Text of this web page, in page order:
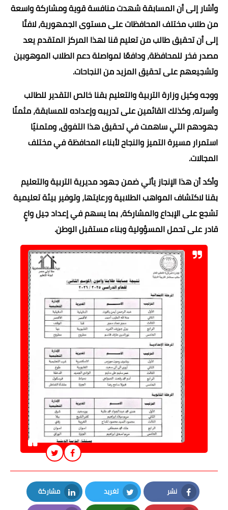
وأشار إلى أن المسابقة شهدت منافسة قوية ومشاركة واسعة
من طلاب مختلف المحافظات على مستوى الجمهورية، لافتًا
إلى أن تحقيق طالب من تعليم قنا لهذا المركز المتقدم يعد
مصدر فخر للمحافظة، ودافعًا لمواصلة دعم الطلاب الموهوبين
وتشجيعهم على تحقيق المزيد من النجاحات.
ووجه وكيل وزارة التربية والتعليم بقنا خالص التقدير للطالب
وأسرته، وكذلك القائمين على تدريبه وإعداده للمسابقة، مثمنًا
جهودهم التي ساهمت في تحقيق هذا التفوق، ومتمنيًا
استمرار مسيرة التميز والنجاح لأبناء المحافظة في مختلف
المجالات.
وأكد أن هذا الإنجاز يأتي ضمن جهود مديرية التربية والتعليم
بقنا لاكتشاف المواهب الطلابية ورعايتها، وتوفير بيئة تعليمية
تشجع على الإبداع والمشاركة، بما يسهم في إعداد جيل واعٍ
قادر على تحمل المسؤولية وبناء مستقبل الوطن.
نشر
Facebook
تغريد
Twitter
مشاركة
LinkedIn